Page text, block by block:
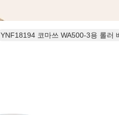
YNF18194 코마쓰 WA500-3용 롤러